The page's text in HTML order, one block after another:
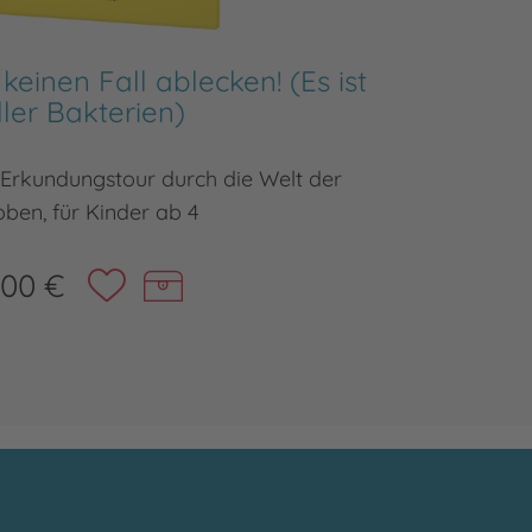
Fall ablecken! (Es ist
Bakterien)
durch die Welt der
für Kinder ab 4
€